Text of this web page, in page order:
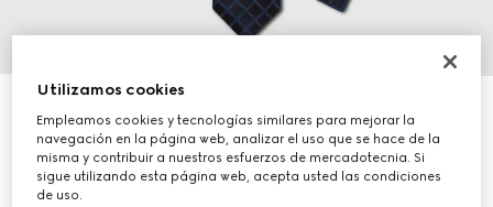
Gucci
MXN 5,400
Utilizamos cookies
Empleamos cookies y tecnologías similares para mejorar la
navegación en la página web, analizar el uso que se hace de la
misma y contribuir a nuestros esfuerzos de mercadotecnia. Si
sigue utilizando esta página web, acepta usted las condiciones
de uso.